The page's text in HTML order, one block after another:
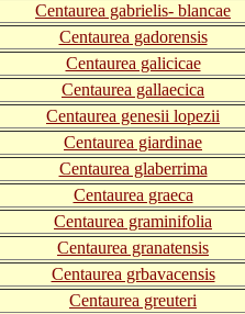
Centaurea gabrielis- blancae
Centaurea gadorensis
Centaurea galicicae
Centaurea gallaecica
Centaurea genesii lopezii
Centaurea giardinae
Centaurea glaberrima
Centaurea graeca
Centaurea graminifolia
Centaurea granatensis
Centaurea grbavacensis
Centaurea greuteri